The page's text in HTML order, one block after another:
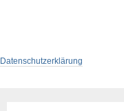
Datenschutzerklärung